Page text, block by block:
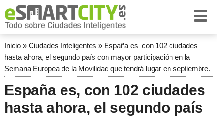
Inicio» Ciudades Inteligentes » España es, con 102 ciudades
hasta ahora, el segundo país con mayor participación en la
Semana Europea de la Movilidad que tendrá lugar en septiembre.
España es, con 102 ciudades
hasta ahora, el segundo país